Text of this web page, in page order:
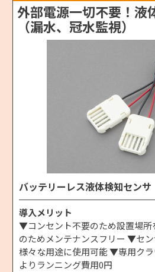
外部電源一切不要！液
（漏水、冠水監視）
バッテリーレス液体検知センサ
導入メリット
▼コンセント不要のため設置場
のためメンテナンスフリー ▼セ
様々な用途に使用可能 ▼専用ク
よりランニング費用0円